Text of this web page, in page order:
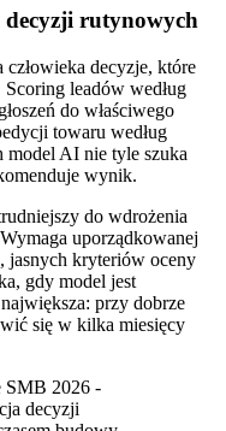
rutynowych
decyzje, które
leadów według
do właściwego
towaru według
model AI nie tyle szuka
wynik.
do wdrożenia
uporządkowanej
jasnych kryteriów oceny
gdy model jest
przy dobrze
się w kilka miesięcy